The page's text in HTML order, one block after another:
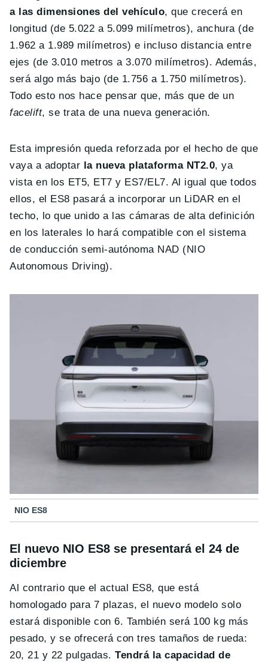
a las dimensiones del vehículo, que crecerá en
longitud (de 5.022 a 5.099 milímetros), anchura (de
1.962 a 1.989 milímetros) e incluso distancia entre
ejes (de 3.010 metros a 3.070 milímetros). Además,
será algo más bajo (de 1.756 a 1.750 milímetros).
Todo esto nos hace pensar que, más que de un
facelift, se trata de una nueva generación.
Esta impresión queda reforzada por el hecho de que
vaya a adoptar la nueva plataforma NT2.0, ya
vista en los ET5, ET7 y ES7/EL7. Al igual que todos
ellos, el ES8 pasará a incorporar un LiDAR en el
techo, lo que unido a las cámaras de alta definición
en los laterales lo hará compatible con el sistema
de conducción semi-autónoma NAD (NIO
Autonomous Driving).
NIO ES8
El nuevo NIO ES8 se presentará el 24 de
diciembre
Al contrario que el actual ES8, que está
homologado para 7 plazas, el nuevo modelo solo
estará disponible con 6. También será 100 kg más
pesado, y se ofrecerá con tres tamaños de rueda:
20, 21 y 22 pulgadas.Tendrá la capacidad de